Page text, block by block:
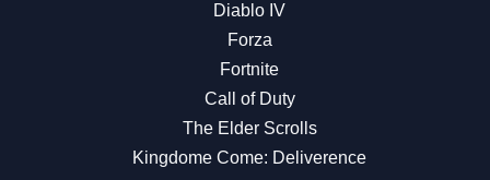
Diablo IV
Forza
Fortnite
Call of Duty
The Elder Scrolls
Kingdome Come: Deliverence